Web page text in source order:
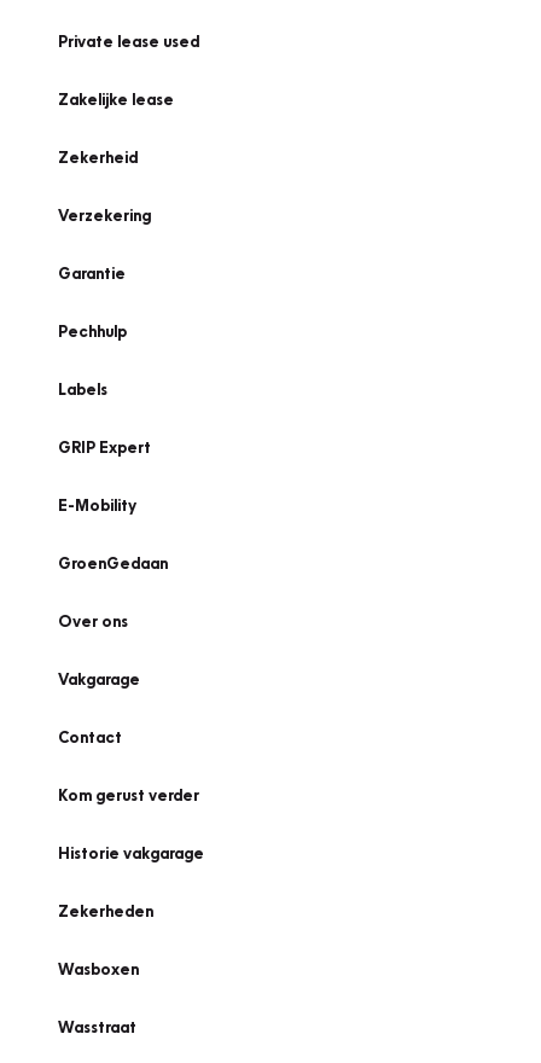
Private lease used
Zakelijke lease
Zekerheid
Verzekering
Garantie
Pechhulp
Labels
GRIP Expert
E-Mobility
GroenGedaan
Over ons
Vakgarage
Contact
Kom gerust verder
Historie vakgarage
Zekerheden
Wasboxen
Wasstraat